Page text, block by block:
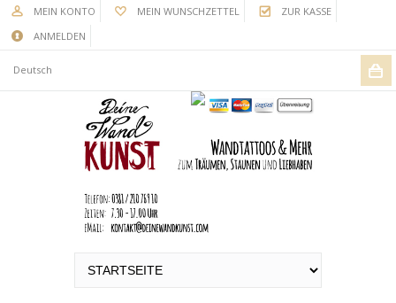
MEIN KONTO MEIN WUNSCHZETTEL
ZUR KASSE
ANMELDEN
Deutsch